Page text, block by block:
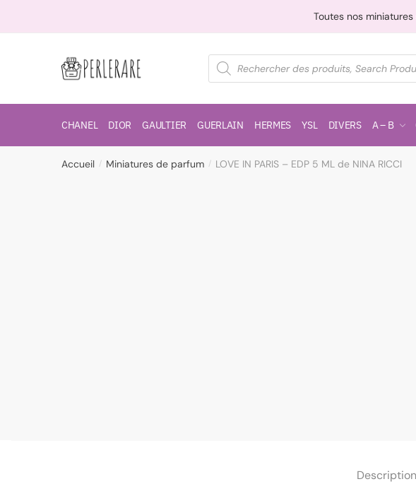
Toutes nos
CHANEL DIOR GAULTIER GUERLAIN HERMES YSL DIVERS A – B
Accueil / Miniatures de parfum / LOVE IN PARIS – EDP 5 ML de NINA RICCI
Description